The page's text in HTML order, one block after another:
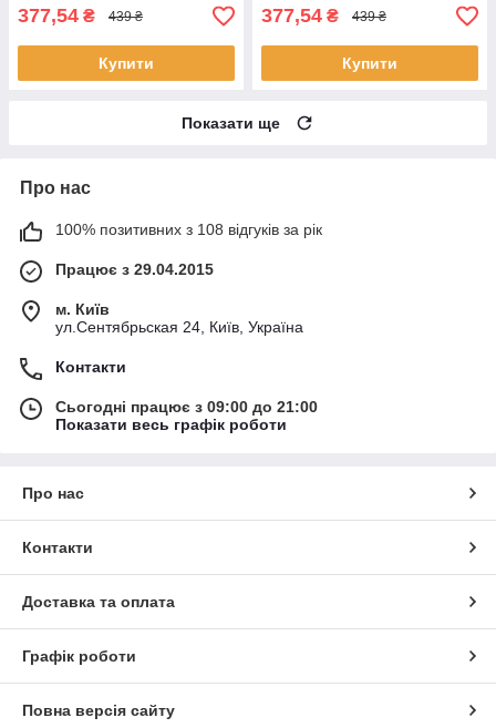
377,54 ₴ 439 ₴
Купити
377,54 ₴ 439 ₴
Купити
Показати ще
Про нас
100% позитивних з 108 відгуків за рік
Працює з 29.04.2015
м. Київ
ул.Сентябрьская 24, Київ, Україна
Контакти
Сьогодні працює з 09:00 до 21:00
Показати весь графік роботи
Про нас
Контакти
Доставка та оплата
Графік роботи
Повна версія сайту